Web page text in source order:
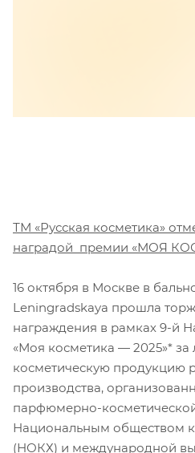
ТМ «Русская косметика»
наградой премии «МОЯ
16 октября в Москве в
Leningradskaya прошла
награждения в рамках 9-й
«Моя косметика — 2025»*
косметическую продукцию
производства,
парфюмерно-
Национальным обществом
(НОКХ) и международной